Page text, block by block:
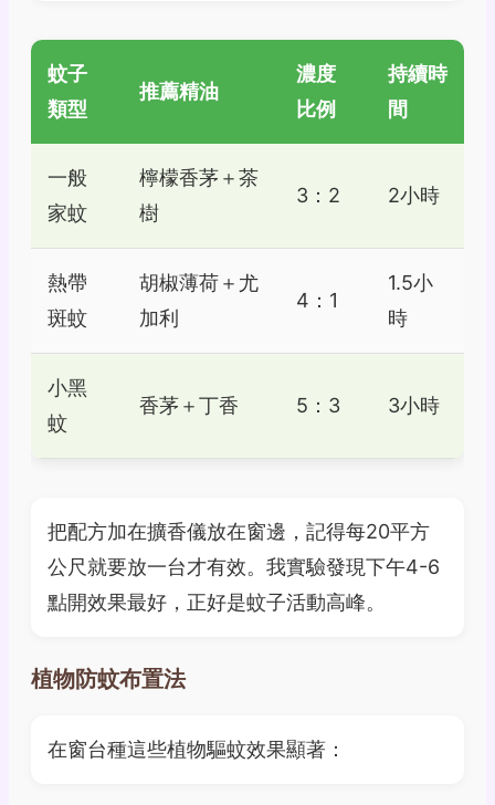
蚊子
類型
推薦精油
濃度
比例
持續時
間
一般
家蚊
檸檬香茅＋茶
樹
3：2 2小時
熱帶
斑蚊
胡椒薄荷＋尤
加利
4：1
1.5小
時
小黑
蚊
香茅＋丁香 5：3 3小時
把配方加在擴香儀放在窗邊，記得每20平方
公尺就要放一台才有效。我實驗發現下午4-6
點開效果最好，正好是蚊子活動高峰。
植物防蚊布置法
在窗台種這些植物驅蚊效果顯著：